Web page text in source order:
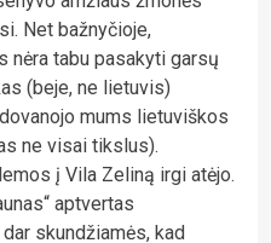
Net bažnyčioje,
nėra tabu pasakyti garsų
(beje, ne lietuvis)
mums lietuviškos
ne visai tikslus).
į Vila Zeliną irgi atėjo.
aptvertas
skundžiamės, kad